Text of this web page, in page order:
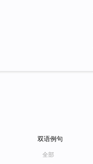
双语例句
全部